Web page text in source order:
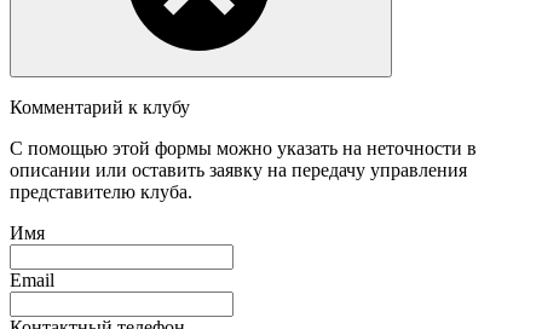
Комментарий к клубу
С помощью этой формы можно указать на неточности в
описании или оставить заявку на передачу управления
представителю клуба.
Имя
Email